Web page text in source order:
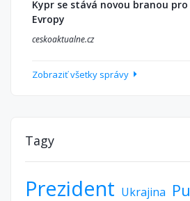
Kypr se stává novou branou
Evropy
ceskoaktualne.cz
Zobraziť všetky správy
Tagy
Prezident Ukrajina